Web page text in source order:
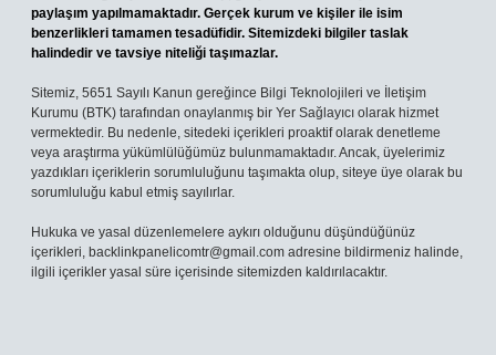
paylaşım yapılmamaktadır. Gerçek kurum ve kişiler ile isim
benzerlikleri tamamen tesadüfidir. Sitemizdeki bilgiler taslak
halindedir ve tavsiye niteliği taşımazlar.
Sitemiz, 5651 Sayılı Kanun gereğince Bilgi Teknolojileri ve İletişim
Kurumu (BTK) tarafından onaylanmış bir Yer Sağlayıcı olarak hizmet
vermektedir. Bu nedenle, sitedeki içerikleri proaktif olarak denetleme
veya araştırma yükümlülüğümüz bulunmamaktadır. Ancak, üyelerimiz
yazdıkları içeriklerin sorumluluğunu taşımakta olup, siteye üye olarak bu
sorumluluğu kabul etmiş sayılırlar.
Hukuka ve yasal düzenlemelere aykırı olduğunu düşündüğünüz
içerikleri, backlinkpanelicomtr@gmail.com adresine bildirmeniz halinde,
ilgili içerikler yasal süre içerisinde sitemizden kaldırılacaktır.